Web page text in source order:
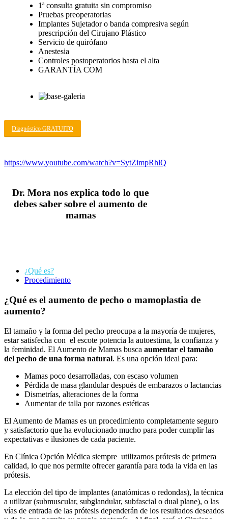
1ª consulta gratuita sin compromiso
Pruebas preoperatorias
Implantes Sujetador o banda compresiva según
prescripción del Cirujano Plástico
Servicio de quirófano
Anestesia
Controles postoperatorios hasta el alta
GARANTÍA COM
Diagnóstico GRATUITO
https://www.youtube.com/watch?v=SytZimpRhlQ
Dr. Mora nos explica todo lo que
debes saber sobre el aumento de
mamas
¿Qué es?
Procedimiento
¿Qué es el aumento de pecho o mamoplastia de
aumento?
El tamaño y la forma del pecho preocupa a la mayoría de mujeres,
estar satisfecha con el escote potencia la autoestima, la confianza y
la feminidad. El Aumento de Mamas busca aumentar el tamaño
del pecho de una forma natural. Es una opción ideal para:
Mamas poco desarrolladas, con escaso volumen
Pérdida de masa glandular después de embarazos o lactancias
Dismetrías, alteraciones de la forma
Aumentar de talla por razones estéticas
El Aumento de Mamas es un procedimiento completamente seguro
y satisfactorio que ha evolucionado mucho para poder cumplir las
expectativas e ilusiones de cada paciente.
En Clínica Opción Médica siempre utilizamos prótesis de primera
calidad, lo que nos permite ofrecer garantía para toda la vida en las
prótesis.
La elección del tipo de implantes (anatómicas o redondas), la técnica
a utilizar (submuscular, subglandular, subfascial o dual plane), o las
vías de entrada de las prótesis dependerán de los resultados deseados